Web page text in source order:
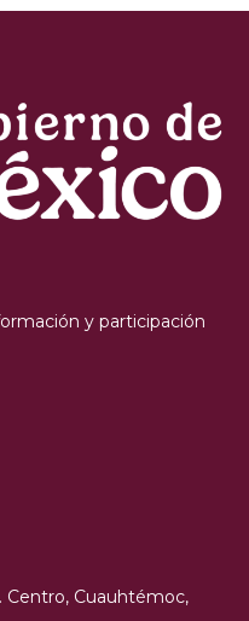
y participación
Centro, Cuauhtémoc,